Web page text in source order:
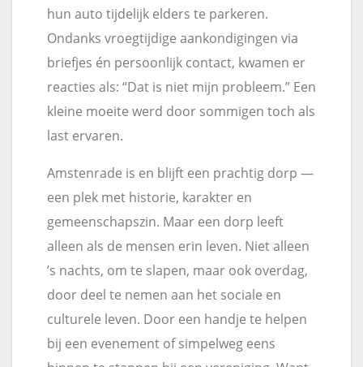
hun auto tijdelijk elders te parkeren.
Ondanks vroegtijdige aankondigingen via
briefjes én persoonlijk contact, kwamen er
reacties als: “Dat is niet mijn probleem.” Een
kleine moeite werd door sommigen toch als
last ervaren.
Amstenrade is en blijft een prachtig dorp —
een plek met historie, karakter en
gemeenschapszin. Maar een dorp leeft
alleen als de mensen erin leven. Niet alleen
’s nachts, om te slapen, maar ook overdag,
door deel te nemen aan het sociale en
culturele leven. Door een handje te helpen
bij een evenement of simpelweg eens